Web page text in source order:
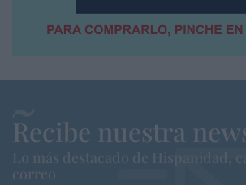
Recibe nuestra
Lo más destacado de Hispanidad,
correo